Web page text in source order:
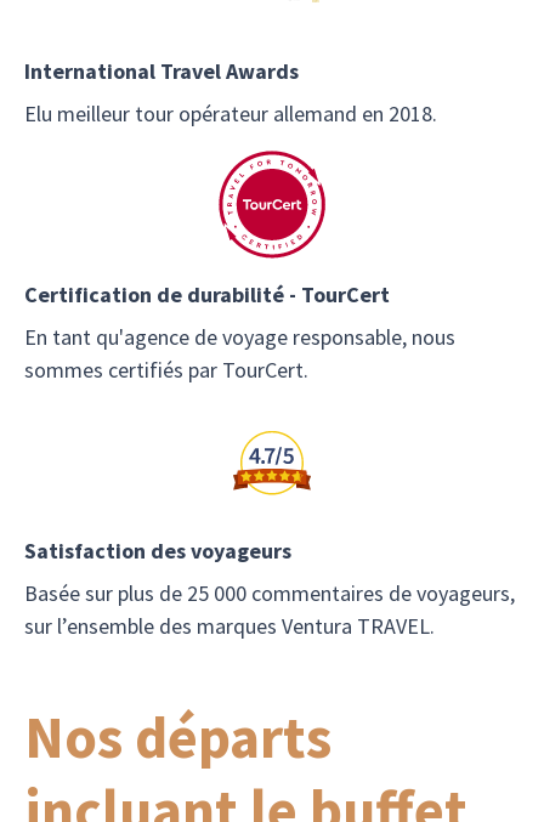
International Travel Awards
Elu meilleur tour opérateur allemand en 2018.
Certification de durabilité - TourCert
En tant qu'agence de voyage responsable, nous
sommes certifiés par TourCert.
Satisfaction des voyageurs
Basée sur plus de 25 000 commentaires de voyageurs,
sur l’ensemble des marques Ventura TRAVEL.
Nos départs